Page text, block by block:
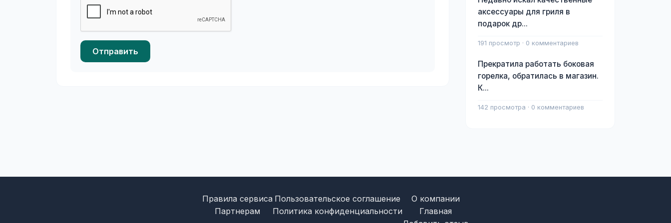
Отправить
аксессуары для гриля в
подарок др...
191 просмотр · 0 комментариев
Прекратила работать боковая
горелка, обратилась в магазин.
К...
142 просмотра · 0 комментариев
Правила сервиса
Партнерам
Пользовательское соглашение
Политика конфиденциальности
О компании
Главная